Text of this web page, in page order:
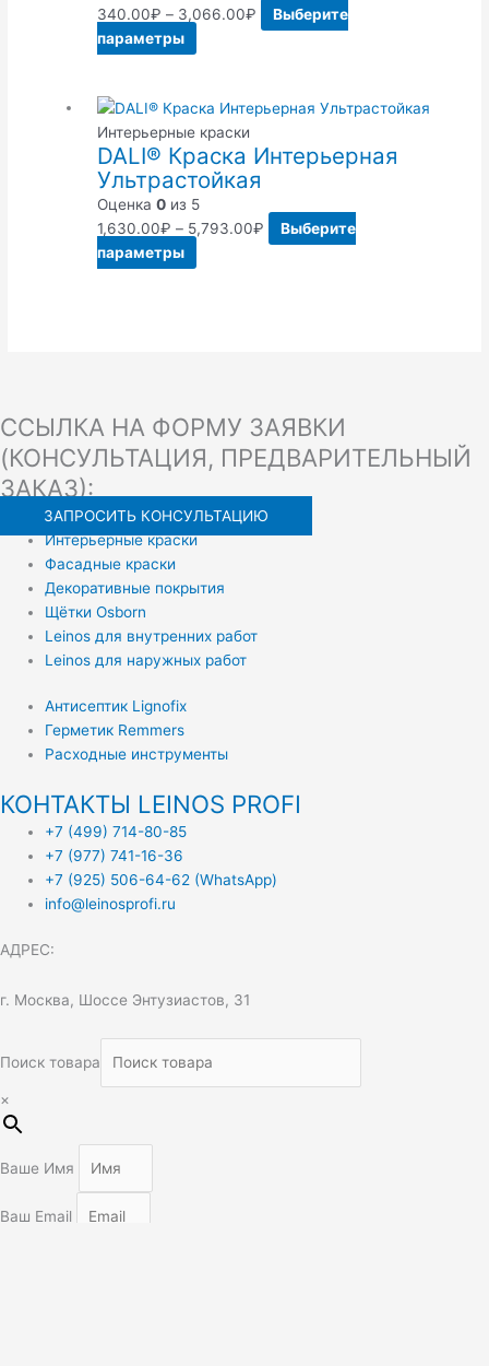
340.00₽ – 3,066.00₽
Выберите
параметры
Интерьерные краски
DALI® Краска Интерьерная
Ультрастойкая
Оценка0 из 5
1,630.00₽ – 5,793.00₽
Выберите
параметры
ССЫЛКА НА ФОРМУ ЗАЯВКИ
(КОНСУЛЬТАЦИЯ, ПРЕДВАРИТЕЛЬНЫЙ
ЗАКАЗ):
ЗАПРОСИТЬ КОНСУЛЬТАЦИЮ
Интерьерные краски
Фасадные краски
Декоративные покрытия
Щётки Osborn
Leinos для внутренних работ
Leinos для наружных работ
Антисептик Lignofix
Герметик Remmers
Расходные инструменты
КОНТАКТЫ LEINOS PROFI
+7 (499) 714-80-85
+7 (977) 741-16-36
+7 (925) 506-64-62 (WhatsApp)
info@leinosprofi.ru
АДРЕС:
г. Москва, Шоссе Энтузиастов, 31
Поиск товара
×
Ваше Имя
Ваш Email